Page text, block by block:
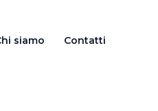
siamo Contatti